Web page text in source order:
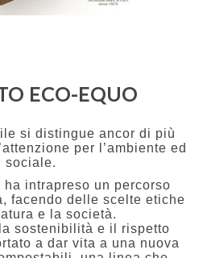
ECO-EQUO
si distingue ancor di più
per l’ambiente ed
sociale.
intrapreso un percorso
facendo delle scelte etiche
e la società.
sostenibilità e il rispetto
a dar vita a una nuova